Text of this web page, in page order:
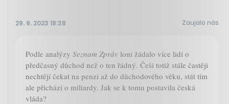
29. 9. 2023 18:38 Zaujalo nás
Podle analýzy Seznam Zpráv loni žádalo více lidí o
předčasný důchod než o ten řádný. Češi totiž stále častěji
nechtějí čekat na penzi až do důchodového věku, stát tím
ale přichází o miliardy. Jak se k tomu postavila česká
vláda?